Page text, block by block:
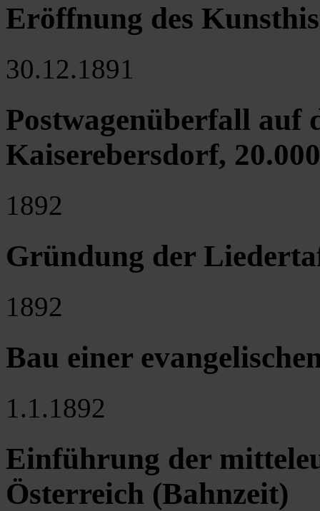
Eröffnung des
30.12.1891
Postwagenüberfall auf
Kaiserebersdorf,
1892
Gründung der
1892
Bau einer
1.1.1892
Einführung der
Österreich (Bahnzeit)